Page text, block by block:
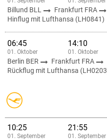
Billund BLL Frankfurt FRA
Hinflug mit Lufthansa (LH0841)
06:45
01. Oktober
14:10
01. Oktober
Berlin BER Frankfurt FRA
Rückflug mit Lufthansa
10:25
01. September
21:55
01. September